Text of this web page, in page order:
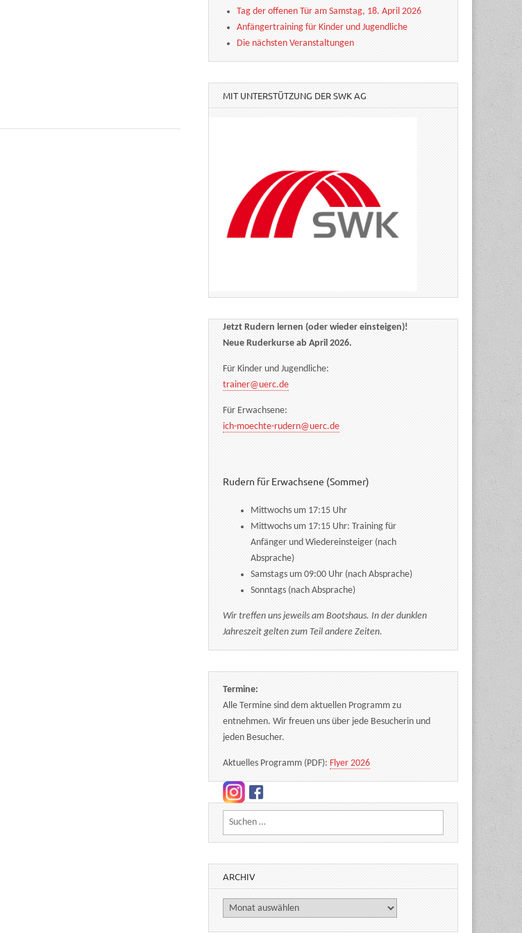
Tag der offenen Tür am Samstag, 18. April 2026
Anfängertraining für Kinder und Jugendliche
Die nächsten Veranstaltungen
MIT UNTERSTÜTZUNG DER SWK AG
Jetzt Rudern lernen (oder wieder einsteigen)!
Neue Ruderkurse ab April 2026.
Für Kinder und Jugendliche:
trainer@uerc.de
Für Erwachsene:
ich-moechte-rudern@uerc.de
Rudern für Erwachsene (Sommer)
Mittwochs um 17:15 Uhr
Mittwochs um 17:15 Uhr: Training für
Anfänger und Wiedereinsteiger (nach
Absprache)
Samstags um 09:00 Uhr (nach Absprache)
Sonntags (nach Absprache)
Wir treffen uns jeweils am Bootshaus. In der dunklen
Jahreszeit gelten zum Teil andere Zeiten.
Termine:
Alle Termine sind dem aktuellen Programm zu
entnehmen. Wir freuen uns über jede Besucherin und
jeden Besucher.
Aktuelles Programm (PDF):Flyer 2026
Suchen nach:
ARCHIV
Archiv